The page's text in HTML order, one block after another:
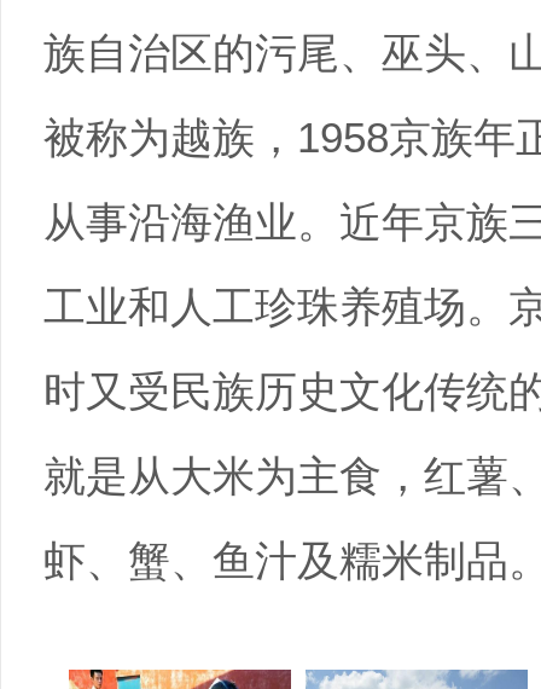
族自治区的污尾、巫头、
被称为越族，1958京族年
从事沿海渔业。近年京族
工业和人工珍珠养殖场。
时又受民族历史文化传统
就是从大米为主食，红薯
虾、蟹、鱼汁及糯米制品